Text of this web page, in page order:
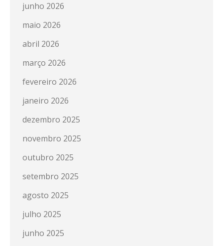
junho 2026
maio 2026
abril 2026
março 2026
fevereiro 2026
janeiro 2026
dezembro 2025
novembro 2025
outubro 2025
setembro 2025
agosto 2025
julho 2025
junho 2025